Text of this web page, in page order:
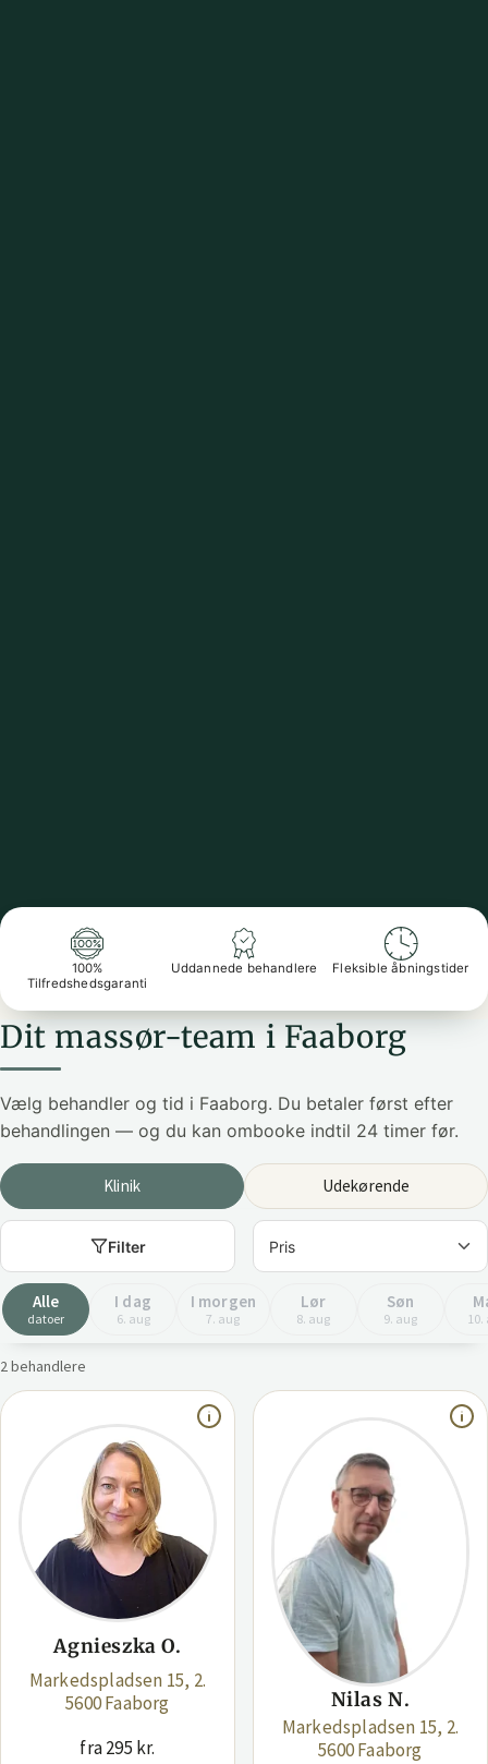
100%
Tilfredshedsgaranti
Uddannede behandlere Fleksible åbningstider
Dit massør-team i Faaborg
Vælg behandler og tid i Faaborg. Du betaler først efter
behandlingen — og du kan ombooke indtil 24 timer før.
Klinik Udekørende
Filter
Alle
datoer
I dag
6. aug
I morgen
7. aug
Lør
8. aug
Søn
9. aug 10.
2 behandlere
Agnieszka O.
Markedspladsen 15, 2.
5600 Faaborg
fra 295 kr.
Nilas N.
Markedspladsen 15, 2.
5600 Faaborg